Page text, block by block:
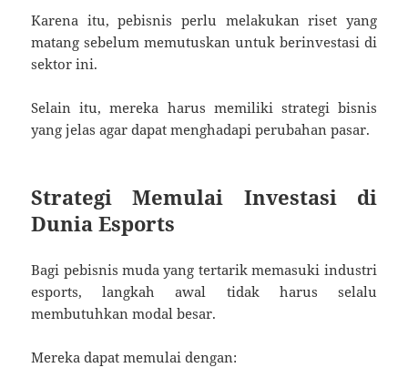
Karena itu, pebisnis perlu melakukan riset yang
matang sebelum memutuskan untuk berinvestasi di
sektor ini.
Selain itu, mereka harus memiliki strategi bisnis
yang jelas agar dapat menghadapi perubahan pasar.
Strategi Memulai Investasi di
Dunia Esports
Bagi pebisnis muda yang tertarik memasuki industri
esports, langkah awal tidak harus selalu
membutuhkan modal besar.
Mereka dapat memulai dengan: